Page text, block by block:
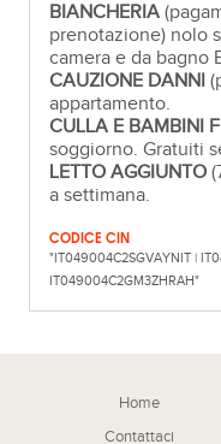
BIANCHERIA
prenotazione) nolo
camera e da bagno
CAUZIONE DANNI
appartamento.
CULLA E BAMBINI
soggiorno. Gratuiti
LETTO AGGIUNTO
a settimana.
CODICE CIN
"IT049004C2SGVAYNIT |
IT049004C2GM3ZHRAH"
Home
Contattaci